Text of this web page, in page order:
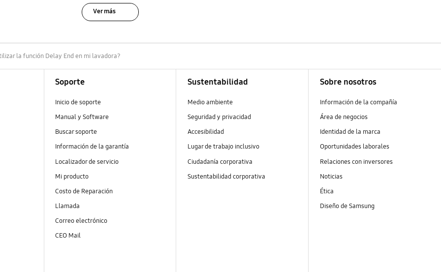
Ver más
la función Delay End en mi lavadora?
Soporte
Inicio de soporte
Manual y Software
Buscar soporte
Información de la garantía
Localizador de servicio
Mi producto
Costo de Reparación
Llamada
Correo electrónico
CEO Mail
Sustentabilidad
Medio ambiente
Seguridad y privacidad
Accesibilidad
Lugar de trabajo inclusivo
Ciudadanía corporativa
Sustentabilidad corporativa
Sobre nosotros
Información de la compañía
Área de negocios
Identidad de la marca
Oportunidades laborales
Relaciones con inversores
Noticias
Ética
Diseño de Samsung